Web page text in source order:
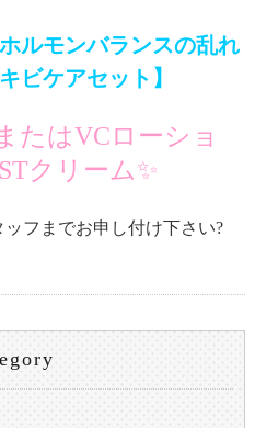
ルモンバランスの乱れ
ビケアセット】
たはVCローショ
クリーム✨
フまでお申し付け下さい?